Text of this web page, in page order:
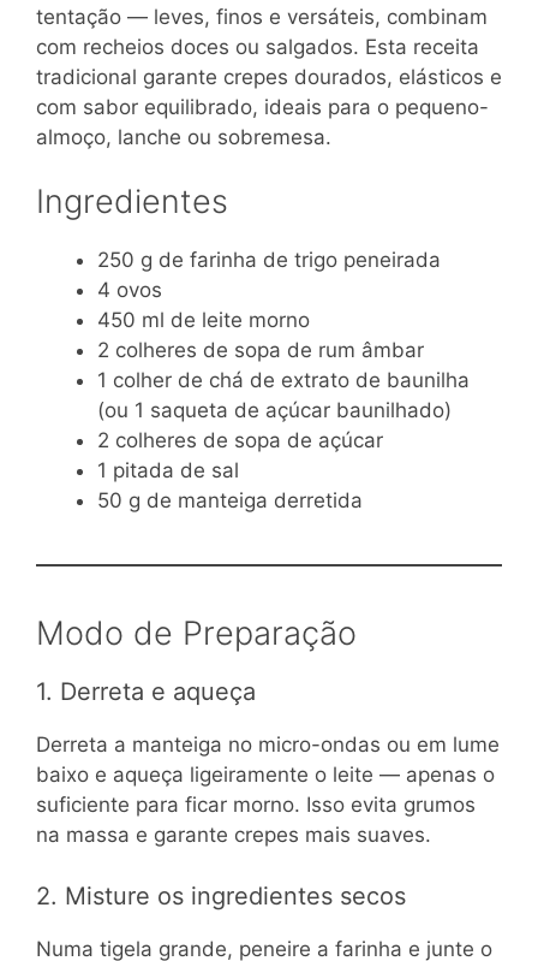
tentação — leves, finos e versáteis, combinam
com recheios doces ou salgados. Esta receita
tradicional garante crepes dourados, elásticos e
com sabor equilibrado, ideais para o pequeno-
almoço, lanche ou sobremesa.
Ingredientes
250 g de farinha de trigo peneirada
4 ovos
450 ml de leite morno
2 colheres de sopa de rum âmbar
1 colher de chá de extrato de baunilha
(ou 1 saqueta de açúcar baunilhado)
2 colheres de sopa de açúcar
1 pitada de sal
50 g de manteiga derretida
Modo de Preparação
1. Derreta e aqueça
Derreta a manteiga no micro-ondas ou em lume
baixo e aqueça ligeiramente o leite — apenas o
suficiente para ficar morno. Isso evita grumos
na massa e garante crepes mais suaves.
2. Misture os ingredientes secos
Numa tigela grande, peneire a farinha e junte o